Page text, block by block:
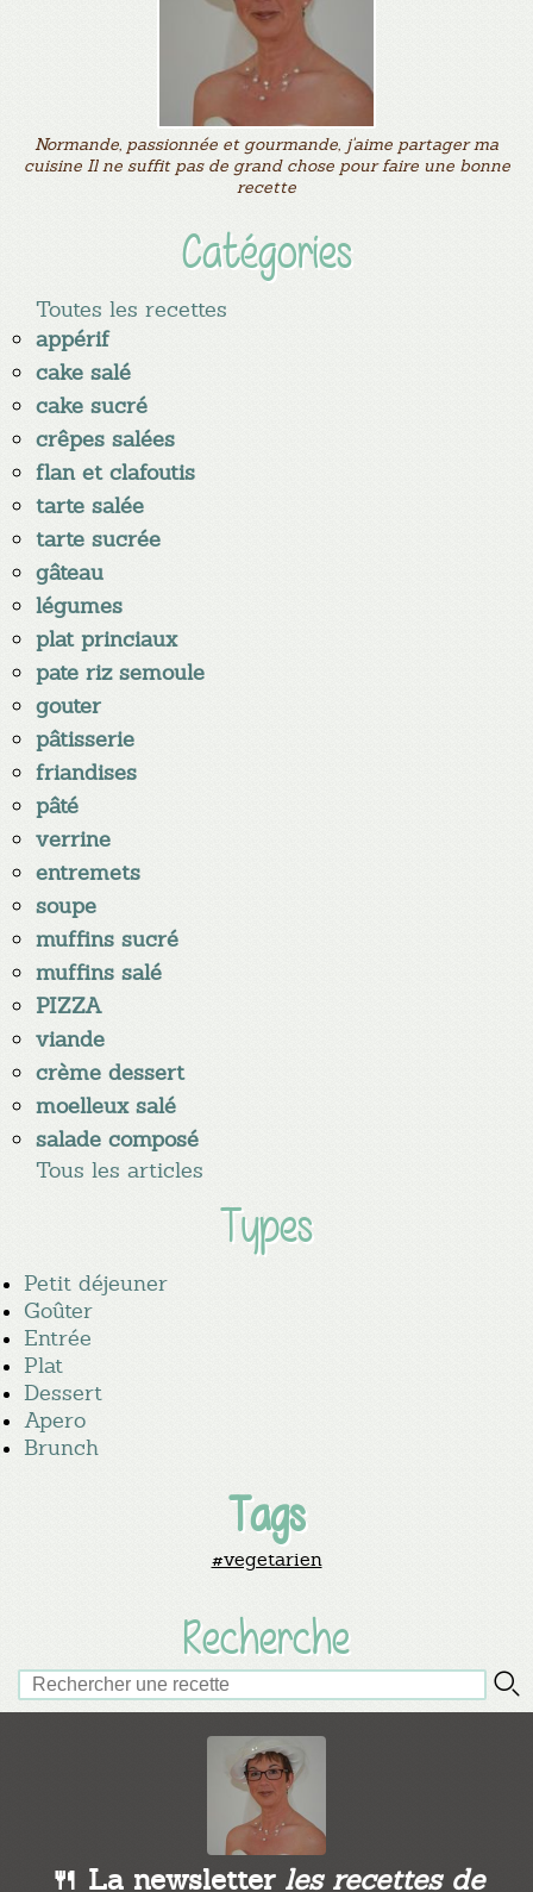
Normande, passionnée et gourmande, j'aime partager ma
cuisine Il ne suffit pas de grand chose pour faire une bonne
recette
Catégories
Toutes les recettes
appérif
cake salé
cake sucré
crêpes salées
flan et clafoutis
tarte salée
tarte sucrée
gâteau
légumes
plat princiaux
pate riz semoule
gouter
pâtisserie
friandises
pâté
verrine
entremets
soupe
muffins sucré
muffins salé
PIZZA
viande
crème dessert
moelleux salé
salade composé
Tous les articles
Types
Petit déjeuner
Goûter
Entrée
Plat
Dessert
Apero
Brunch
Tags
#vegetarien
Recherche
🍴 La newsletter les recettes de